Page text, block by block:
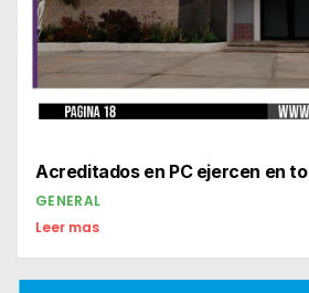
Acreditados en PC ejercen en
GENERAL
Leer mas